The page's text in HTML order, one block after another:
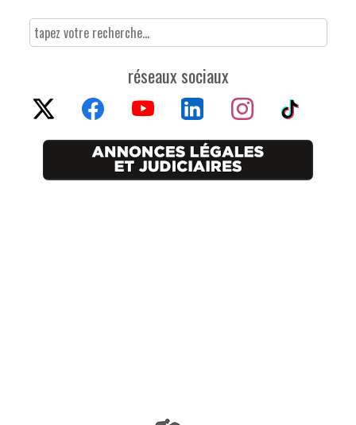
réseaux sociaux